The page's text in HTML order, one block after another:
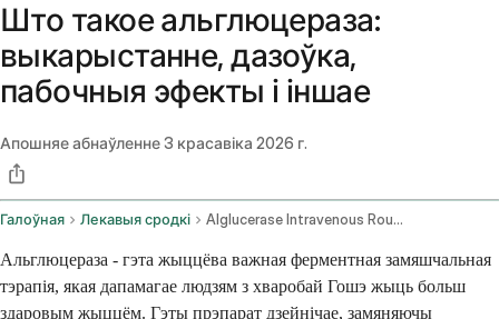
Што такое альглюцераза:
выкарыстанне, дазоўка,
пабочныя эфекты і іншае
Апошняе абнаўленне3 красавіка 2026 г.
Галоўная Лекавыя сродкі Alglucerase Intravenous Route
Альглюцераза - гэта жыццёва важная ферментная замяшчальная
тэрапія, якая дапамагае людзям з хваробай Гошэ жыць больш
здаровым жыццём. Гэты прэпарат дзейнічае, замяняючы